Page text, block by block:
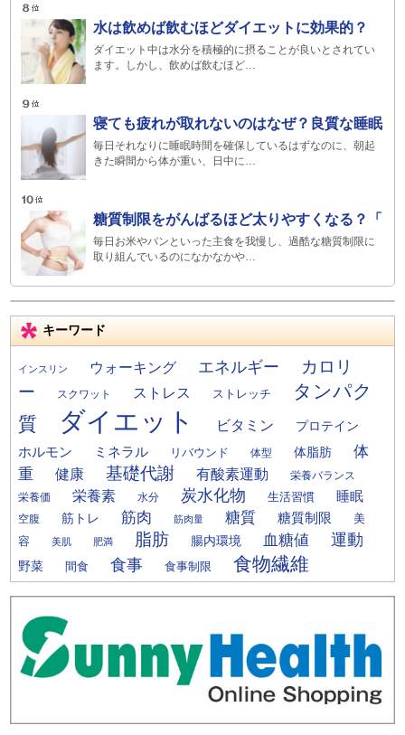
水は飲めば飲むほどダイエットに効果的？
ダイエット中は水分を積極的に摂ることが良いとされてい
ます。しかし、飲めば飲むほど…
寝ても疲れが取れないのはなぜ？良質な睡眠
毎日それなりに睡眠時間を確保しているはずなのに、朝起
きた瞬間から体が重い、日中に…
糖質制限をがんばるほど太りやすくなる？「
毎日お米やパンといった主食を我慢し、過酷な糖質制限に
取り組んでいるのになかなかや…
キーワード
インスリン ウォーキング エネルギー
カロリ
ー
スクワット ストレス ストレッチ
タンパク
質
ダイエット ビタミン プロテイン
ホルモン ミネラル リバウンド 体型 体脂肪
体
重
健康 基礎代謝 有酸素運動 栄養バランス
栄養価 栄養素 水分 炭水化物 生活習慣 睡眠
空腹 筋トレ 筋肉 筋肉量 糖質 糖質制限
美
容
美肌 肥満 脂肪 腸内環境 血糖値 運動
野菜 間食 食事 食事制限 食物繊維